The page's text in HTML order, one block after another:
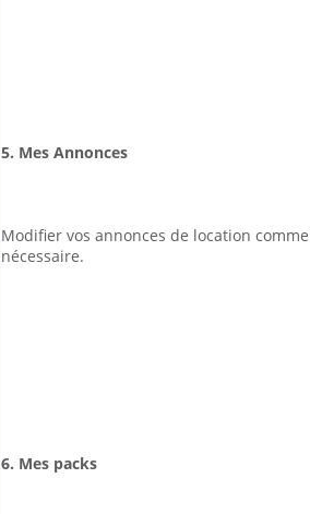
5. Mes Annonces
Modifier vos annonces de location
nécessaire.
6. Mes packs